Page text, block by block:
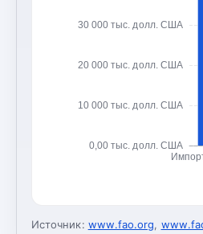
0,00 тыс. долл. США
10 000 тыс. долл. США
20 000 тыс. долл. США
30 000 тыс. долл. США
Источник: www.fao.org,